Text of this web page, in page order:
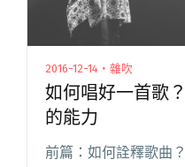
2016-12-14・雜吹
如何唱好一首歌
的能力
前篇：如何詮釋歌曲